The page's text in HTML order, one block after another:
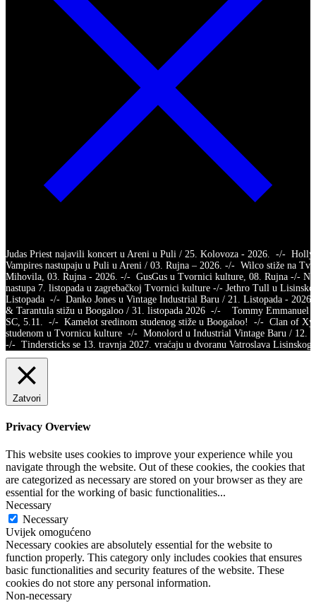
Judas Priest najavili koncert u Areni u Puli / 25. Kolovoza - 2026. -/-
Vampires nastupaju u Puli u Areni / 03. Rujna – 2026. -/- Wilco stiže na
Mihovila, 03. Rujna - 2026. -/- GusGus u Tvornici kulture, 08. Rujna -/-
nastupa 7. listopada u zagrebačkoj Tvornici kulture -/- Jethro Tull u
Listopada -/- Danko Jones u Vintage Industrial Baru / 21. Listopada -
& Tarantula stižu u Boogaloo / 31. listopada 2026 -/- Tommy Emmanuel
SC, 5.11. -/- Kamelot sredinom studenog stiže u Boogaloo! -/- Clan of
studenom u Tvornicu kulture -/- Monolord u Industrial Vintage Baru / 12.
-/- Tindersticks se 13. travnja 2027. vraćaju u dvoranu Vatroslava
Zatvori
Privacy Overview
This website uses cookies to improve your experience while you
navigate through the website. Out of these cookies, the cookies that
are categorized as necessary are stored on your browser as they are
essential for the working of basic functionalities...
Necessary
Necessary
Uvijek omogućeno
Necessary cookies are absolutely essential for the website to
function properly. This category only includes cookies that ensures
basic functionalities and security features of the website. These
cookies do not store any personal information.
Non-necessary